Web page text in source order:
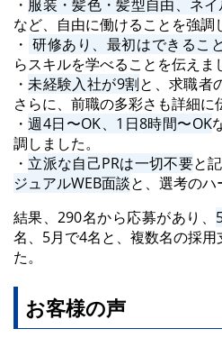
・ 服装・髪色・髪型自由、ネ
など、自由に働けることを強調
・ 研修あり、最初はできるこ
らスキルを学べることを伝えま
・未経験入社が9割と、求職者
さらに、前職の多彩さも詳細に
・週4日〜OK、1日8時間〜OK
調しました。
・ 立派な自己PRは一切不要と
ジュアルWEB面談と、選考のハ
結果、290名から応募があり、
名、5月で4名と、複数名の採
た。
お客様の声